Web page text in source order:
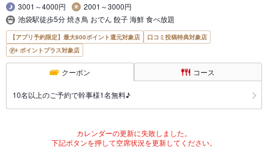
3001～4000円
2001～3000円
池袋駅徒歩5分 焼き鳥 おでん 餃子 海鮮 食べ放題
【アプリ予約限定】最大800ポイント還元対象店
口コミ投稿特典対象店
ポイントプラス対象店
クーポン コース
10名以上のご予約で幹事様1名無料♪
カレンダーの更新に失敗しました。
下記ボタンを押して空席状況を更新してください。